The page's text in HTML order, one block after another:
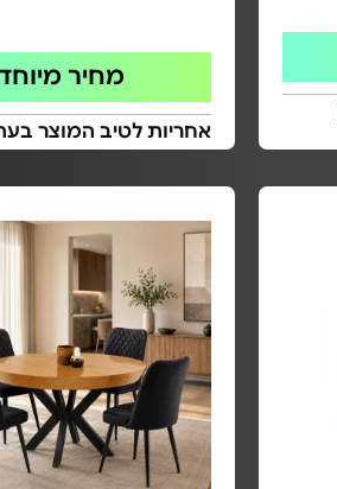
מחיר
אחריות לטיב המוצר